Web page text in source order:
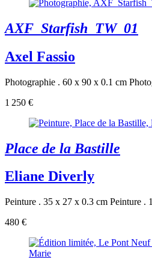
AXF_Starfish_TW_01
Axel Fassio
Photographie . 60 x 90 x 0.1 cm
1 250 €
Place de la Bastille
Eliane Diverly
Peinture . 35 x 27 x 0.3 cm Peinture .
480 €